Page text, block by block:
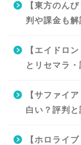
【東方のん
判や課金も解
【エイドロ
とリセマラ
【サファイ
白い？評判と
【ホロライ